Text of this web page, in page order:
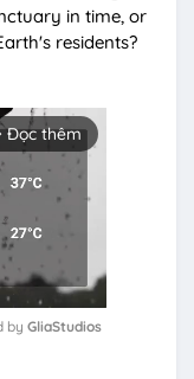
in time, or
residents?
Đọc thêm
by GliaStudios